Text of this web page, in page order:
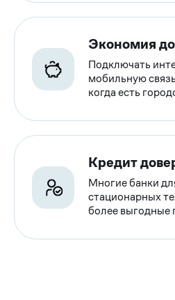
Экономия
Подключать
мобильную
когда есть
Кредит
Многие банки
стационарных
более выгодные